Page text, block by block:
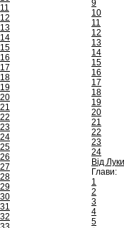
11
12
13
14
15
16
17
18
19
20
21
22
23
24
25
26
27
28
29
30
31
32
9
10
11
12
13
14
15
16
17
18
19
20
21
22
23
24
Від Луки
Глави:
1
2
3
4
5